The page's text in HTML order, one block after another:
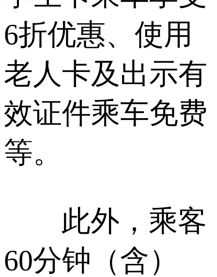
6折优惠、使用
老人卡及出示有
效证件乘车免费
等。
此外，乘客
60分钟（含）